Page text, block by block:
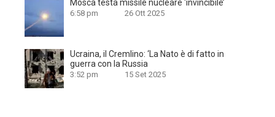
Mosca testa missile nucleare ‘invincibile’
6:58 pm 26 Ott 2025
Ucraina, il Cremlino: ‘La Nato è di fatto in
guerra con la Russia
3:52 pm 15 Set 2025